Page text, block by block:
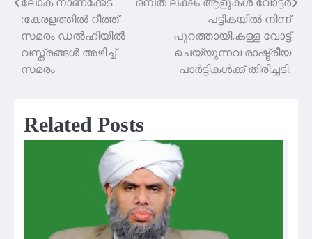
Post
navigation
ലോക നാണക്കേട്
:കേരളത്തിൽ റീത്ത്
സമരം ഡൽഹിയിൽ
വസ്ത്രങ്ങൾ അഴിച്ച്
സമരം
ഒമ്പത് ലക്ഷം ആളുകൾ വോട്ടർ
പട്ടികയിൽ നിന്ന്
പുറത്തായി.കള്ള വോട്ട്
ചെയ്യുന്നവ രാഷ്ട്രീയ
പാർട്ടികൾക്ക് തിരിച്ചടി.
Related Posts